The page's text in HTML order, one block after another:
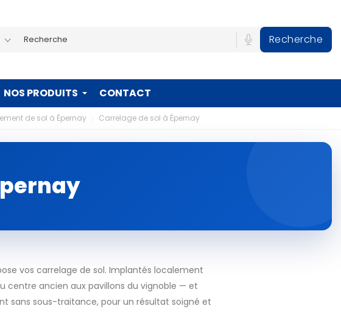
Recherche
NOS PRODUITS CONTACT
de sol à Épernay Carrelage de sol à Épernay
vos carrelage de sol. Implantés localement
centre ancien aux pavillons du vignoble — et
sans sous-traitance, pour un résultat soigné et